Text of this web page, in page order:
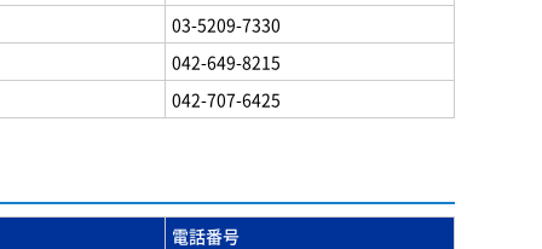
03-5209-7330
042-649-8215
042-707-6425
電話番号